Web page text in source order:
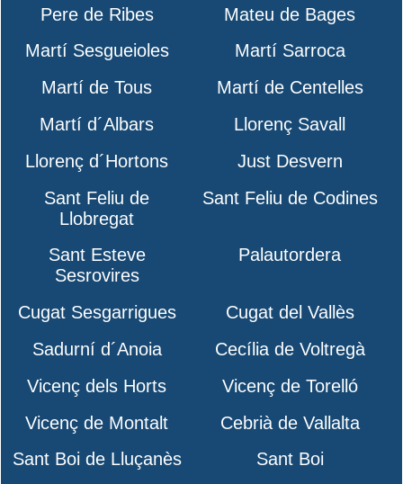
Pere de Ribes
Mateu de Bages
Martí Sesgueioles
Martí Sarroca
Martí de Tous
Martí de Centelles
Martí d´Albars
Llorenç Savall
Llorenç d´Hortons
Just Desvern
Sant Feliu de
Llobregat
Sant Feliu de Codines
Sant Esteve
Sesrovires
Palautordera
Cugat Sesgarrigues
Cugat del Vallès
Sadurní d´Anoia
Cecília de Voltregà
Vicenç dels Horts
Vicenç de Torelló
Vicenç de Montalt
Cebrià de Vallalta
Sant Boi de Lluçanès
Sant Boi